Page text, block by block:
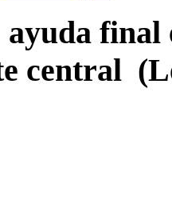
ayuda final
central